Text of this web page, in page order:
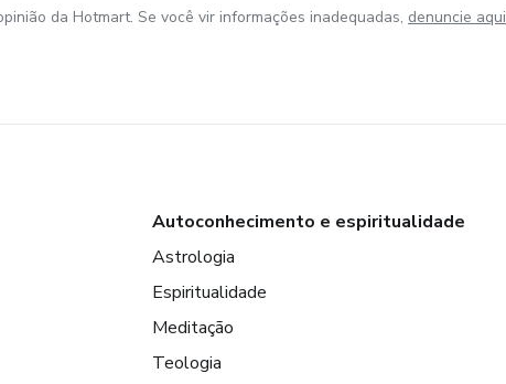
da Hotmart. Se você vir informações inadequadas, denuncie aqui
Autoconhecimento e espiritualidade
Astrologia
Espiritualidade
Meditação
Teologia